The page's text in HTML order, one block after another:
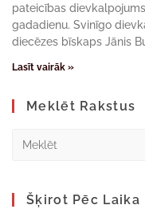
pateicības
gadadienu. Svinīgo
diecēzes bīskaps Jānis
Lasīt vairāk »
Meklēt Rakstus
Šķirot Pēc Laika